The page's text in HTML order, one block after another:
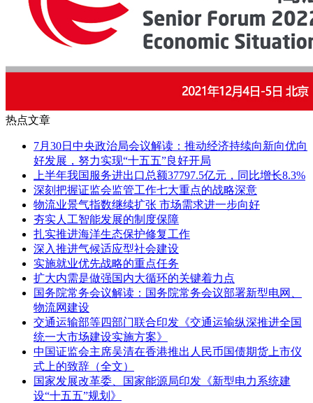
热点文章
7月30日中央政治局会议解读：推动经济持续向新向优向
好发展，努力实现“十五五”良好开局
上半年我国服务进出口总额37797.5亿元，同比增长8.3%
深刻把握证监会监管工作七大重点的战略深意
物流业景气指数继续扩张 市场需求进一步向好
夯实人工智能发展的制度保障
扎实推进海洋生态保护修复工作
深入推进气候适应型社会建设
实施就业优先战略的重点任务
扩大内需是做强国内大循环的关键着力点
国务院常务会议解读：国务院常务会议部署新型电网、
物流网建设
交通运输部等四部门联合印发《交通运输纵深推进全国
统一大市场建设实施方案》
中国证监会主席吴清在香港推出人民币国债期货上市仪
式上的致辞（全文）
国家发展改革委、国家能源局印发《新型电力系统建
设“十五五”规划》